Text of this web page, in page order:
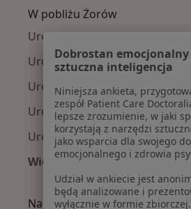
W pobliżu Żorów
Urolodzy w Katowicach
Urolodzy w Gliwicach
Urolodzy w Bielsku-Białej
Urolodzy w Sosnowcu
Urolodzy w Chorzowie
Więcej (15)
Więcej w kategorii: W
Najczęstsze schorzenia
Dobrostan emocjonalny
sztuczna inteligencja
Niniejsza ankieta,
zespół Patient Care
lepsze zrozumienie, w jaki
korzystają z narzędzi
jako wsparcia dla swojego
emocjonalnego i zdrowia
Udział w ankiecie jest
będą analizowane i
wyłącznie w formie